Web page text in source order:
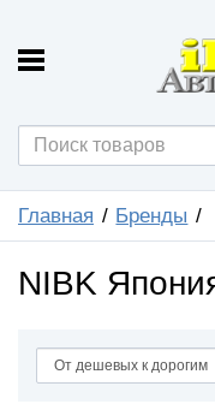
Главная Бренды
NIBK